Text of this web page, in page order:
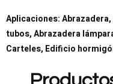
Aplicaciones:
tubos, Abrazadera
Carteles, Edificio